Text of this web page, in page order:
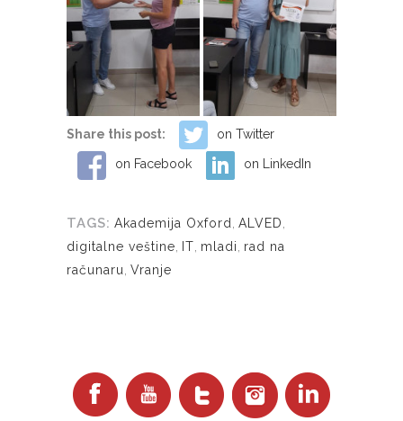
Share this post: on Twitter
on Facebook on LinkedIn
TAGS: Akademija Oxford ALVED
digitalne veštine
IT mladi
rad na
računaru Vranje